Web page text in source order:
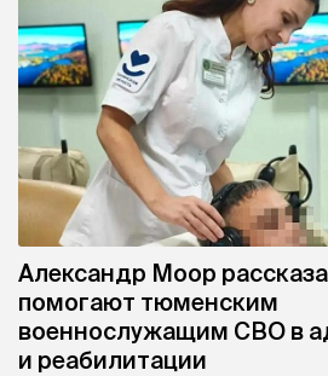
Александр Моор
помогают тюменским
военнослужащим СВО в
и реабилитации